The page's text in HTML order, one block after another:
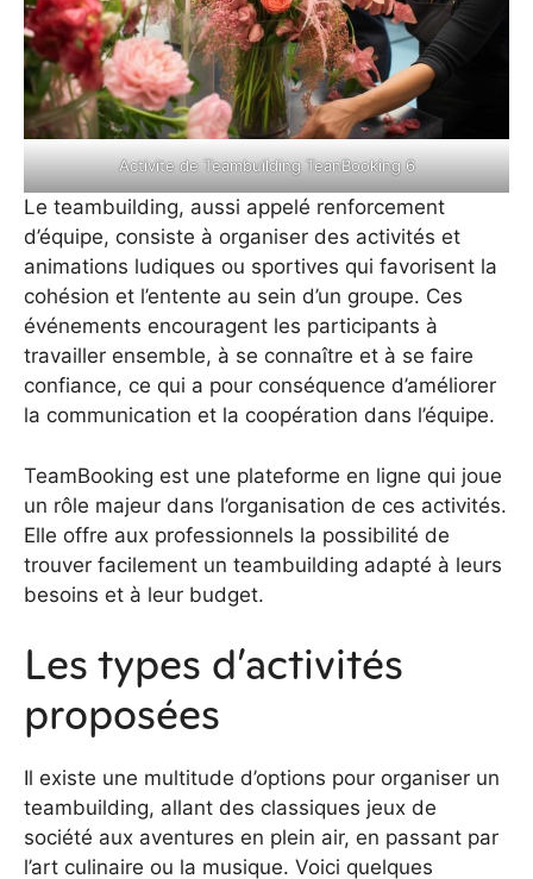
Activite de Teambuilding TeanBooking 6
Le teambuilding, aussi appelé renforcement
d’équipe, consiste à organiser des activités et
animations ludiques ou sportives qui favorisent la
cohésion et l’entente au sein d’un groupe. Ces
événements encouragent les participants à
travailler ensemble, à se connaître et à se faire
confiance, ce qui a pour conséquence d’améliorer
la communication et la coopération dans l’équipe.
TeamBooking est une plateforme en ligne qui joue
un rôle majeur dans l’organisation de ces activités.
Elle offre aux professionnels la possibilité de
trouver facilement un teambuilding adapté à leurs
besoins et à leur budget.
Les types d’activités
proposées
Il existe une multitude d’options pour organiser un
teambuilding, allant des classiques jeux de
société aux aventures en plein air, en passant par
l’art culinaire ou la musique. Voici quelques